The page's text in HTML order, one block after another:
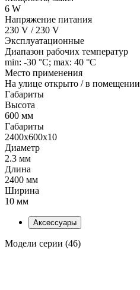
6 W
Напряжение питания
230 V / 230 V
Эксплуатационные
Диапазон рабочих температур
min: -30 °C; max: 40 °C
Место применения
На улице открыто / в помещении
Габариты
Высота
600 мм
Габариты
2400x600x10
Диаметр
2.3 мм
Длина
2400 мм
Ширина
10 мм
Аксессуары
Модели серии (46)